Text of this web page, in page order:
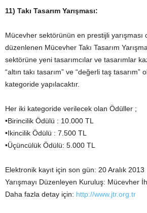
11) Takı Tasarım Yarışması:
Mücevher sektörünün en prestijli yarışması
düzenlenen Mücevher Takı Tasarım
sektörüne yeni tasarımcılar ve tasarımlar
“altın takı tasarım” ve “değerli taş tasarım”
kategoride yapılacaktır.
Her iki kategoride verilecek olan Ödüller ;
•Birincilik Ödülü : 10.000 TL
•Ikincilik Ödülü : 7.500 TL
•Üçüncülük Ödülü: 5.000 TL
Elektronik kayıt için son gün: 20 Aralık 2013
Yarışmayı Düzenleyen Kuruluş: Mücevher
Daha fazla detay için: http://www.jtr.org.tr